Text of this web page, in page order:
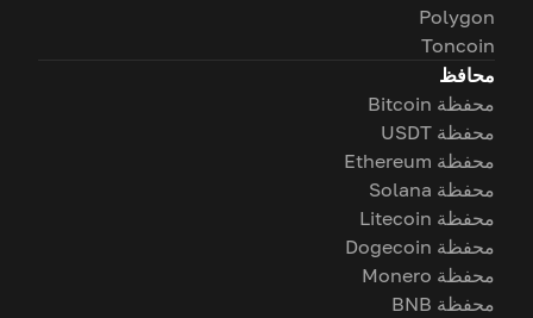
Polygon
Toncoin
محافظ
محفظة Bitcoin
محفظة USDT
محفظة Ethereum
محفظة Solana
محفظة Litecoin
محفظة Dogecoin
محفظة Monero
محفظة BNB